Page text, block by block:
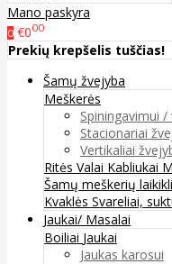
Mano paskyra
0 €000
Prekių krepšelis tuščias!
Šamų žvejyba
Meškerės
Spiningavimui /
Stacionariai
Vertikaliai
Ritės Valai Kabliukai
Šamų meškerių
Kvaklės Svareliai,
Jaukai/ Masalai
Boiliai Jaukai
Jaukas karosui